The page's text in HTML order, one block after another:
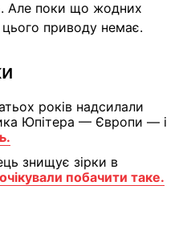
Але поки що жодних
цього приводу немає.
років надсилали
Юпітера — Європи — і
знищує зірки в
побачити таке.